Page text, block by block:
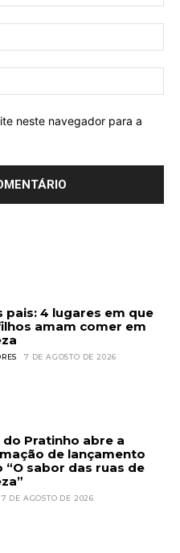
neste navegador para a
pais: 4 lugares em que
amam comer em
7 DE AGOSTO DE 2026
do Pratinho abre a
de lançamento
“O sabor das ruas de
7 DE AGOSTO DE 2026